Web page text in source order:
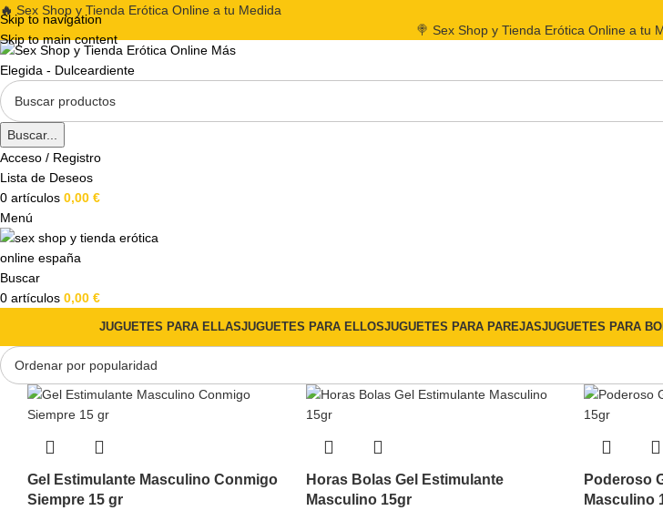
Skip to navigation
Skip to main content
🔥 Sex Shop y Tienda Erótica Online a tu Medida
🍭 Sex Shop y Tienda Erótica Online a tu
Buscar...
Acceso / Registro
Lista de Deseos
0 artículos 0,00 €
Menú
Buscar
0 artículos 0,00 €
JUGUETES PARA ELLASJUGUETES PARA ELLOSJUGUETES PARA PAREJASJUGUETES PARA
Gel Estimulante Masculino Conmigo
Siempre 15 gr
Horas Bolas Gel Estimulante
Masculino 15gr
Poderoso
Masculino